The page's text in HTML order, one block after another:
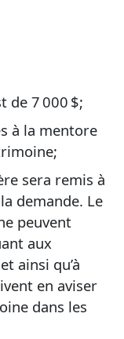
de 7 000 $;
à la mentore
sera remis à
demande. Le
peuvent
aux
ainsi qu’à
en aviser
dans les